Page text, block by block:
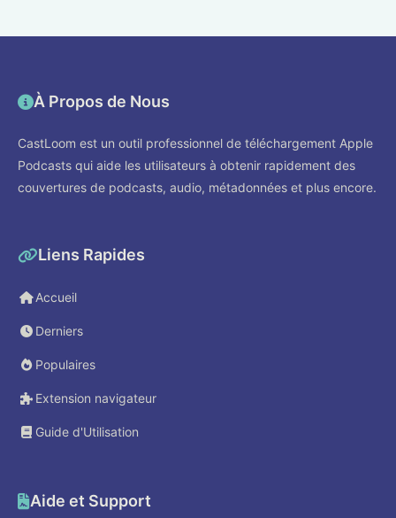
À Propos de Nous
CastLoom est un outil professionnel de téléchargement Apple
Podcasts qui aide les utilisateurs à obtenir rapidement des
couvertures de podcasts, audio, métadonnées et plus encore.
Liens Rapides
Accueil
Derniers
Populaires
Extension navigateur
Guide d'Utilisation
Aide et Support